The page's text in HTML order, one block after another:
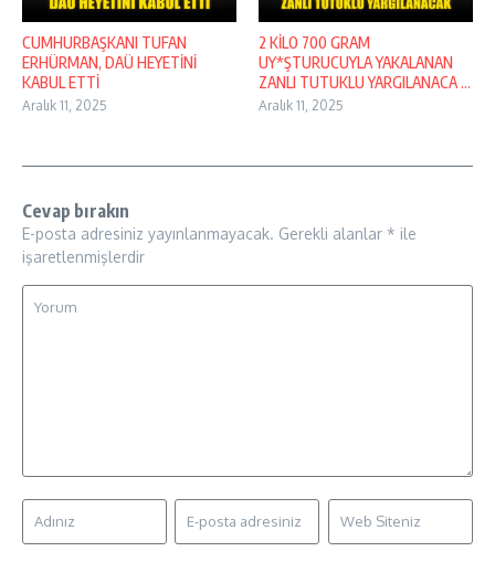
CUMHURBAŞKANI TUFAN
ERHÜRMAN, DAÜ HEYETİNİ
KABUL ETTİ
Aralık 11, 2025
2 KİLO 700 GRAM
UY*ŞTURUCUYLA YAKALANAN
ZANLI TUTUKLU YARGILANACA ...
Aralık 11, 2025
Cevap bırakın
E-posta adresiniz yayınlanmayacak. Gerekli alanlar * ile
işaretlenmişlerdir